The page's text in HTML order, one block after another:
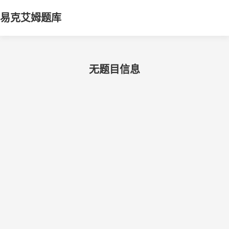
易克艾姆题库
无题目信息